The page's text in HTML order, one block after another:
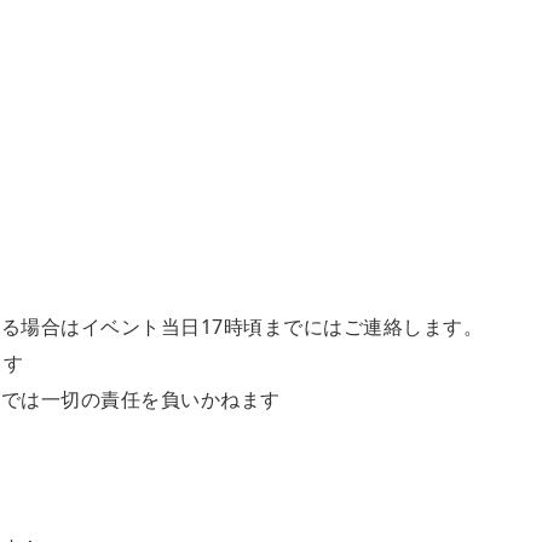
場合はイベント当日17時頃までにはご連絡します。
は一切の責任を負いかねます